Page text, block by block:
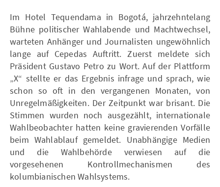
Im Hotel Tequendama in Bogotá, jahrzehntelang
Bühne politischer Wahlabende und Machtwechsel,
warteten Anhänger und Journalisten ungewöhnlich
lange auf Cepedas Auftritt. Zuerst meldete sich
Präsident Gustavo Petro zu Wort. Auf der Plattform
„X“ stellte er das Ergebnis infrage und sprach, wie
schon so oft in den vergangenen Monaten, von
Unregelmäßigkeiten. Der Zeitpunkt war brisant. Die
Stimmen wurden noch ausgezählt, internationale
Wahlbeobachter hatten keine gravierenden Vorfälle
beim Wahlablauf gemeldet. Unabhängige Medien
und die Wahlbehörde verwiesen auf die
vorgesehenen Kontrollmechanismen des
kolumbianischen Wahlsystems.